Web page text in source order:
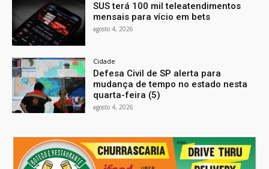
SUS terá 100 mil teleatendimentos
mensais para vício em bets
agosto 4, 2026
Cidade
Defesa Civil de SP alerta para
mudança de tempo no estado nesta
quarta-feira (5)
agosto 4, 2026